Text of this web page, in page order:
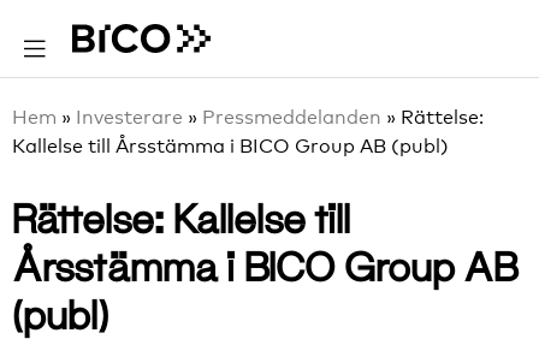
Hem » Investerare » Pressmeddelanden » Rättelse:
Kallelse till Årsstämma i BICO Group AB (publ)
Rättelse: Kallelse till
Årsstämma i BICO Group AB
(publ)